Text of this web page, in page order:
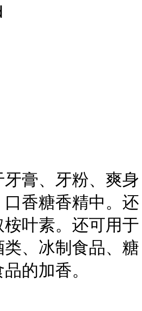
牙膏、牙粉、爽身
香糖香精中。还
叶素。还可用于
、冰制食品、糖
的加香。